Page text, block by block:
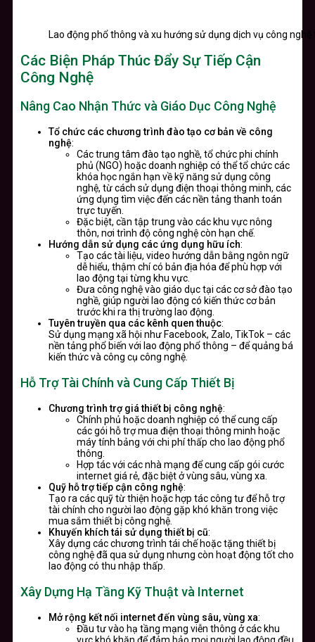
Lao động phổ thông và xu hướng sử dụng dịch vụ công
Các Biện Pháp Thúc Đẩy Sự Tiếp Cận
Công Nghệ
Nâng Cao Nhận Thức và Giáo Dục Công Nghệ
Tổ chức các chương trình đào tạo cơ bản về công
nghệ:
Các trung tâm đào tạo nghề, tổ chức phi chính
phủ (NGO) hoặc doanh nghiệp có thể tổ chức các
khóa học ngắn hạn về kỹ năng sử dụng công
nghệ, từ cách sử dụng điện thoại thông minh, các
ứng dụng tìm việc đến các nền tảng thanh toán
trực tuyến.
Đặc biệt, cần tập trung vào các khu vực nông
thôn, nơi trình độ công nghệ còn hạn chế.
Hướng dẫn sử dụng các ứng dụng hữu ích:
Tạo các tài liệu, video hướng dẫn bằng ngôn ngữ
dễ hiểu, thậm chí có bản địa hóa để phù hợp với
lao động tại từng khu vực.
Đưa công nghệ vào giáo dục tại các cơ sở đào tạo
nghề, giúp người lao động có kiến thức cơ bản
trước khi ra thị trường lao động.
Tuyên truyền qua các kênh quen thuộc:
Sử dụng mạng xã hội như Facebook, Zalo, TikTok – các
nền tảng phổ biến với lao động phổ thông – để quảng bá
kiến thức và công cụ công nghệ.
Hỗ Trợ Tài Chính và Cung Cấp Thiết Bị
Chương trình trợ giá thiết bị công nghệ:
Chính phủ hoặc doanh nghiệp có thể cung cấp
các gói hỗ trợ mua điện thoại thông minh hoặc
máy tính bảng với chi phí thấp cho lao động phổ
thông.
Hợp tác với các nhà mạng để cung cấp gói cước
internet giá rẻ, đặc biệt ở vùng sâu, vùng xa.
Quỹ hỗ trợ tiếp cận công nghệ:
Tạo ra các quỹ từ thiện hoặc hợp tác công tư để hỗ trợ
tài chính cho người lao động gặp khó khăn trong việc
mua sắm thiết bị công nghệ.
Khuyến khích tái sử dụng thiết bị cũ:
Xây dựng các chương trình tái chế hoặc tặng thiết bị
công nghệ đã qua sử dụng nhưng còn hoạt động tốt cho
lao động có thu nhập thấp.
Xây Dựng Hạ Tầng Kỹ Thuật và Internet
Mở rộng kết nối internet đến vùng sâu, vùng xa:
Đầu tư vào hạ tầng mạng viễn thông ở các khu